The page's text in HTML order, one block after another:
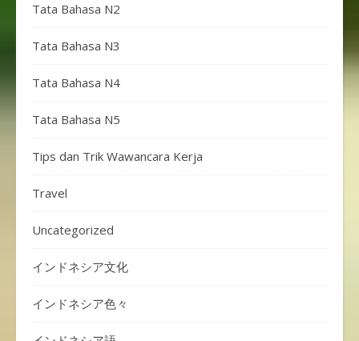
Tata Bahasa N2
Tata Bahasa N3
Tata Bahasa N4
Tata Bahasa N5
Tips dan Trik Wawancara Kerja
Travel
Uncategorized
インドネシア文化
インドネシア色々